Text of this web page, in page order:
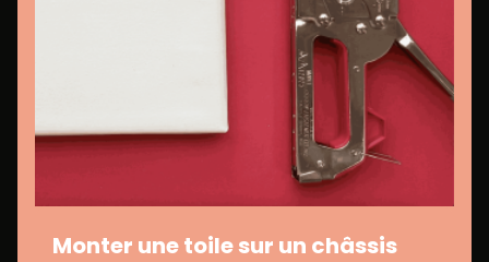
Monter une toile sur un châssis